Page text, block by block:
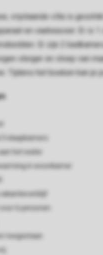
vrijstaande villa is
en vaatwasser. Er is
Er zijn 2
steiger en sloep van
Tijdens het boeken kan je
3 slaapkamers
het water
in woonkamer
vakantieverblijf
6 personen
toegestaan